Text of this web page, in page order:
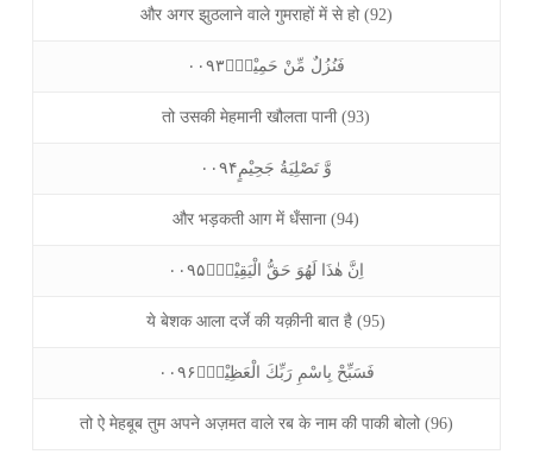
और अगर झुठलाने वाले गुमराहों में से हो (92)
فَنُزُلٌ مِّنْ حَمِيْمٍۙ۰۰۹۳
तो उसकी मेहमानी खौलता पानी (93)
وَّ تَصْلِيَةُ جَحِيْمٍ۰۰۹۴
और भड़कती आग में धँसाना (94)
اِنَّ هٰذَا لَهُوَ حَقُّ الْيَقِيْنِۚ۰۰۹۵
ये बेशक आला दर्जे की यक़ीनी बात है (95)
فَسَبِّحْ بِاسْمِ رَبِّكَ الْعَظِيْمِؒ۰۰۹۶
तो ऐ मेहबूब तुम अपने अज़मत वाले रब के नाम की पाकी बोलो (96)